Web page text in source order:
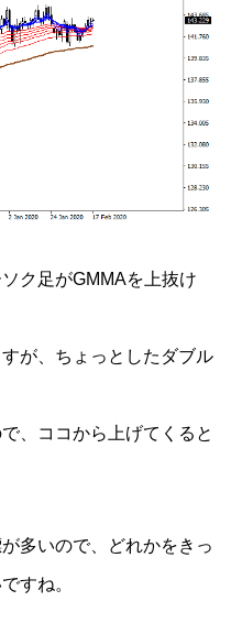
ク足がGMMAを上抜け
が、ちょっとしたダブル
、ココから上げてくると
多いので、どれかをきっ
すね。